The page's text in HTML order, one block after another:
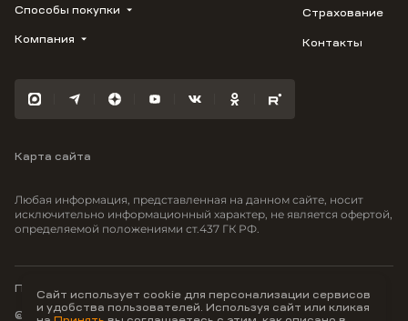
1799
Флора
Южане
Вместе
Фрукты
Купить квартиру
Студию
3-комнатную
Способы покупки
Трейд-ин
100% оплата
Компания
Карьера
Страхование
Контакты
Карта сайта
Любая информация, представленная на данном сайте, носит
исключительно информационный характер, не является офертой,
определяемой положениями ст.437 ГК РФ.
© ООО Неоагентство, ИНН 9703176621,
Политика конфиденциальности
Сайт использует cookie для персонализации сервисов
и удобства пользователей. Используя сайт или кликая